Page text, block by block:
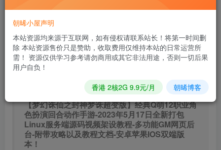
R9.9
普通会员 R0.9 超级会员 免费
立即购买
【梦幻诛仙之封神梦诛超变版】经典Q萌12职业角
色扮演回合动作手游-2023年5月17日全新打包
Linux服务端源码视频架设教程-多功能GM网页后
台-附带攻略以及教程文档-安卓苹果IOS双端版
本！
朝晞小屋声明
本站资源均来源于互联网，如有侵权请联系站长！将第一时间删
除 本站资源售价只是赞助，收取费用仅维持本站的日常运营所
需！ 资源仅供学习参考请勿商用或其它非法用途，否则一切后果
用户自负！
香港 2核2G 9.9元/月 朝晞博客